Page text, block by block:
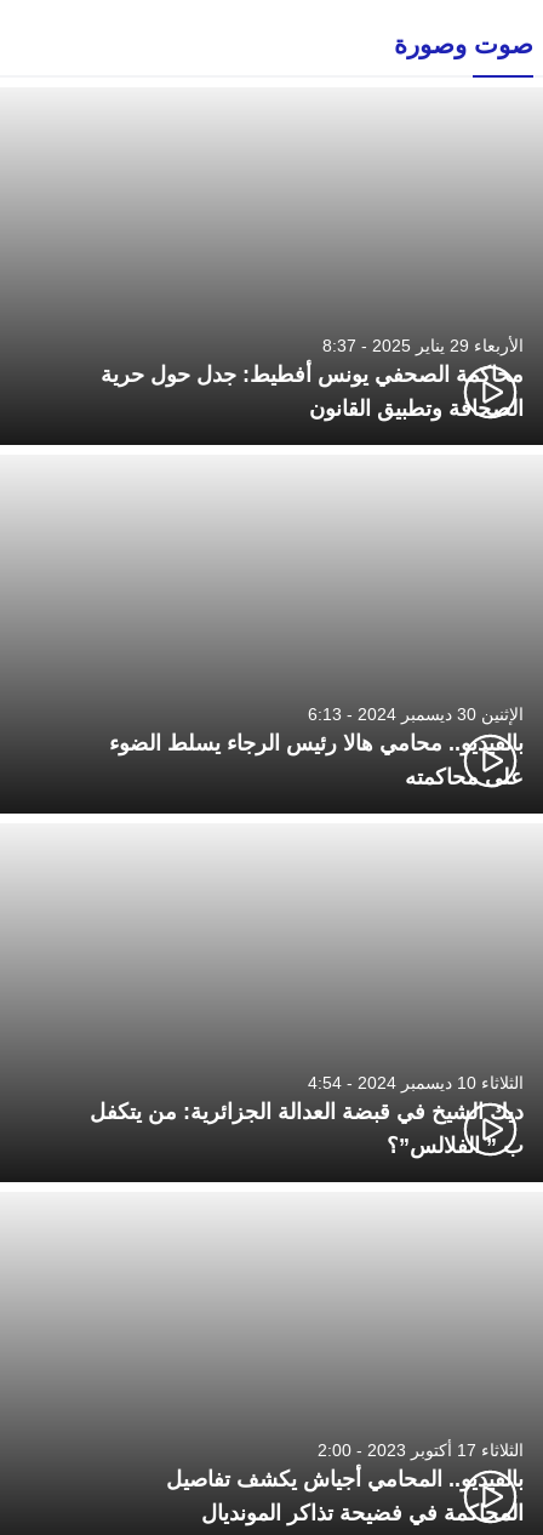
صوت وصورة
الأربعاء 29 يناير 2025 - 8:37
محاكمة الصحفي يونس أفطيط: جدل حول حرية
الصحافة وتطبيق القانون
الإثنين 30 ديسمبر 2024 - 6:13
بالفيديو.. محامي هالا رئيس الرجاء يسلط الضوء
على محاكمته
الثلاثاء 10 ديسمبر 2024 - 4:54
ديك الشيخ في قبضة العدالة الجزائرية: من يتكفل
ب ” الفلالس”؟
الثلاثاء 17 أكتوبر 2023 - 2:00
بالفيديو.. المحامي أجياش يكشف تفاصيل
المحاكمة في فضيحة تذاكر المونديال